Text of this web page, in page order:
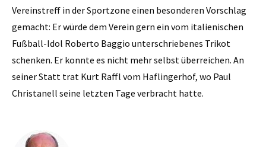
Vereinstreff in der Sportzone einen besonderen Vorschlag
gemacht: Er würde dem Verein gern ein vom italienischen
Fußball-Idol Roberto Baggio unterschriebenes Trikot
schenken. Er konnte es nicht mehr selbst überreichen. An
seiner Statt trat Kurt Raffl vom Haflingerhof, wo Paul
Christanell seine letzten Tage verbracht hatte.